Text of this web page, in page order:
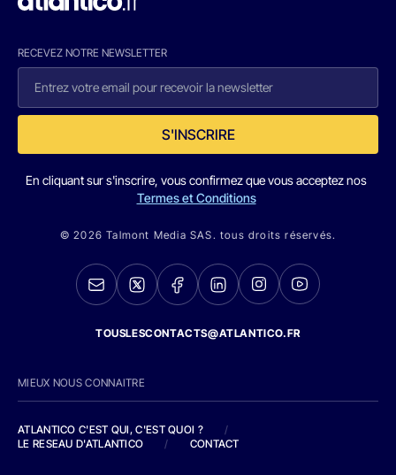
RECEVEZ NOTRE NEWSLETTER
S'INSCRIRE
En cliquant sur s'inscrire, vous confirmez que vous acceptez nos
Termes et Conditions
© 2026 Talmont Media SAS. tous droits réservés.
TOUSLESCONTACTS@ATLANTICO.FR
MIEUX NOUS CONNAITRE
ATLANTICO C'EST QUI, C'EST QUOI ?
/
LE RESEAU D'ATLANTICO
/ CONTACT